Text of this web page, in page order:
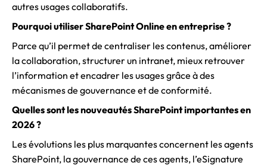
autres usages collaboratifs.
Pourquoi utiliser SharePoint Online en entreprise ?
Parce qu’il permet de centraliser les contenus, améliorer
la collaboration, structurer un intranet, mieux retrouver
l’information et encadrer les usages grâce à des
mécanismes de gouvernance et de conformité.
Quelles sont les nouveautés SharePoint importantes en
2026 ?
Les évolutions les plus marquantes concernent les agents
SharePoint, la gouvernance de ces agents, l’eSignature